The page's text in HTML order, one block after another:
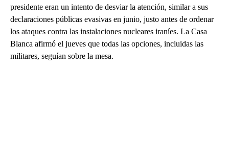
presidente eran un intento de desviar la atención, similar a sus
declaraciones públicas evasivas en junio, justo antes de ordenar
los ataques contra las instalaciones nucleares iraníes. La Casa
Blanca afirmó el jueves que todas las opciones, incluidas las
militares, seguían sobre la mesa.